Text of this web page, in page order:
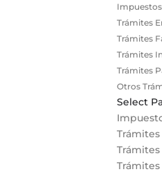
Impuestos
Trámites
Trámites
Trámites
Trámites
Otros
Select